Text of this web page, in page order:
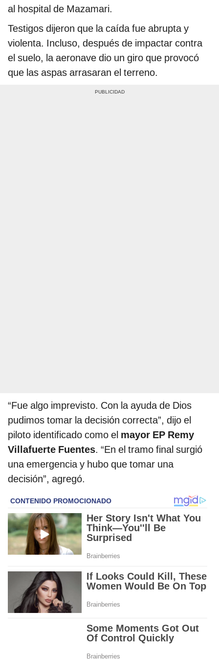
al hospital de Mazamari.
Testigos dijeron que la caída fue abrupta y
violenta. Incluso, después de impactar contra
el suelo, la aeronave dio un giro que provocó
que las aspas arrasaran el terreno.
“Fue algo imprevisto. Con la ayuda de Dios
pudimos tomar la decisión correcta”, dijo el
piloto identificado como el mayor EP Remy
Villafuerte Fuentes. “En el tramo final surgió
una emergencia y hubo que tomar una
decisión”, agregó.